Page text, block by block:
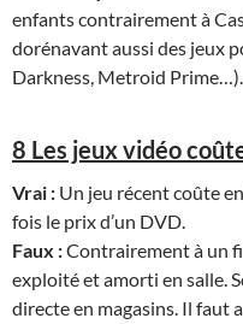
enfants contrairement à
dorénavant aussi des jeux
Darkness, Metroid Prime…).
8 Les jeux vidéo
Vrai : Un jeu récent coûte
fois le prix d’un DVD.
Faux :Contrairement à un
exploité et amorti en salle.
directe en magasins. Il faut